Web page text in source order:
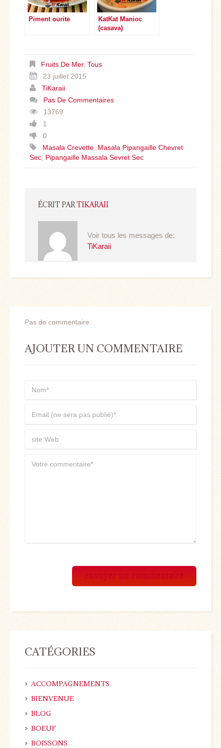
Piment ourite
KatKat Manioc
(casava)
Fruits De Mer, Tous
23 juillet 2015
TiKaraii
Pas De Commentaires
13769
1
0
Masala Crevette Masala Pipangaille Chevret
Sec Pipangaille Massala Sevret Sec
ÉCRIT PARTIKARAII
Voir tous les messages de:
TiKaraii
Pas de commentaire.
AJOUTER UN COMMENTAIRE
CATÉGORIES
ACCOMPAGNEMENTS
BIENVENUE
BLOG
BOEUF
BOISSONS